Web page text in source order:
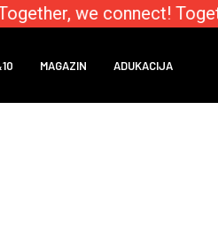
we connect!
MAGAZIN ADUKACIJA